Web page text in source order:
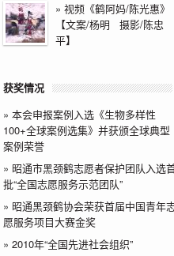
» 视频《鹤阿妈/陈光惠》
【文案/杨明 摄影/陈忠
平】
获奖情况
» 本会申报案例入选《生物多样性
100+全球案例选集》并获颁全球典型
案例荣誉
» 昭通市黑颈鹤志愿者保护团队入选
批“全国志愿服务示范团队”
» 昭通黑颈鹤协会荣获首届中国青年
愿服务项目大赛金奖
» 2010年“全国先进社会组织”